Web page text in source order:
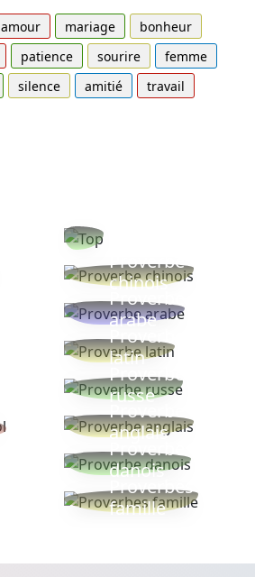
amour mariage
bonheur
patience sourire
femme
silence amitié
travail
Proverbe
chinois
Proverbe
arabe
Proverbe
latin
Proverbe
russe
Proverbe
anglais
Proverbe
danois
Proverbes
famille